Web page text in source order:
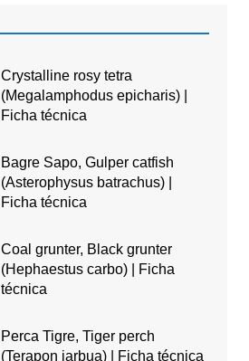
Crystalline rosy tetra
(Megalamphodus epicharis) |
Ficha técnica
Bagre Sapo, Gulper catfish
(Asterophysus batrachus) |
Ficha técnica
Coal grunter, Black grunter
(Hephaestus carbo) | Ficha
técnica
Perca Tigre, Tiger perch
(Terapon jarbua) | Ficha técnica